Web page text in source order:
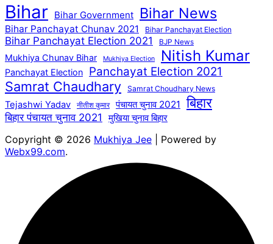
Bihar Bihar Government Bihar News
Bihar Panchayat Chunav 2021 Bihar Panchayat Election
Bihar Panchayat Election 2021 BJP News
Mukhiya Chunav Bihar Mukhiya Election Nitish Kumar
Panchayat Election Panchayat Election 2021
Samrat Chaudhary Samrat Choudhary News
Tejashwi Yadav नीतीश कुमार पंचायत चुनाव 2021 बिहार
बिहार पंचायत चुनाव 2021 मुखिया चुनाव बिहार
Copyright © 2026 Mukhiya Jee | Powered by
Webx99.com.